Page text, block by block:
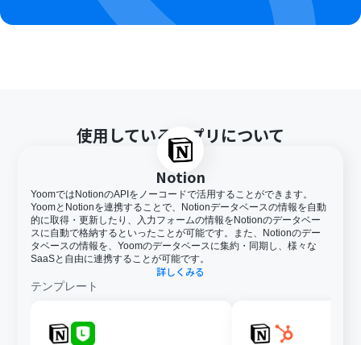
使用しているアプリについて
Notion
YoomではNotionのAPIをノーコードで活用することができます。
YoomとNotionを連携することで、Notionデータベースの情報を自動
的に取得・更新したり、入力フォームの情報をNotionのデータベー
スに自動で格納するといったことが可能です。また、Notionのデー
タベースの情報を、Yoomのデータベースに集約・同期し、様々な
SaaSと自由に連携することが可能です。
詳しくみる
テンプレート